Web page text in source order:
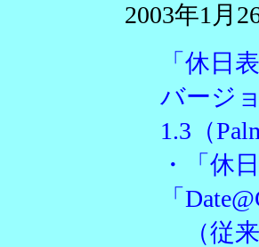
2003年1月
「休日
バージ
1.3（
・「休
「
（従来